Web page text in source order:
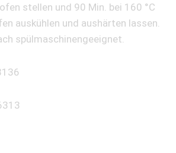
stellen und 90 Min. bei 160 °C
auskühlen und aushärten lassen.
spülmaschinengeeignet.